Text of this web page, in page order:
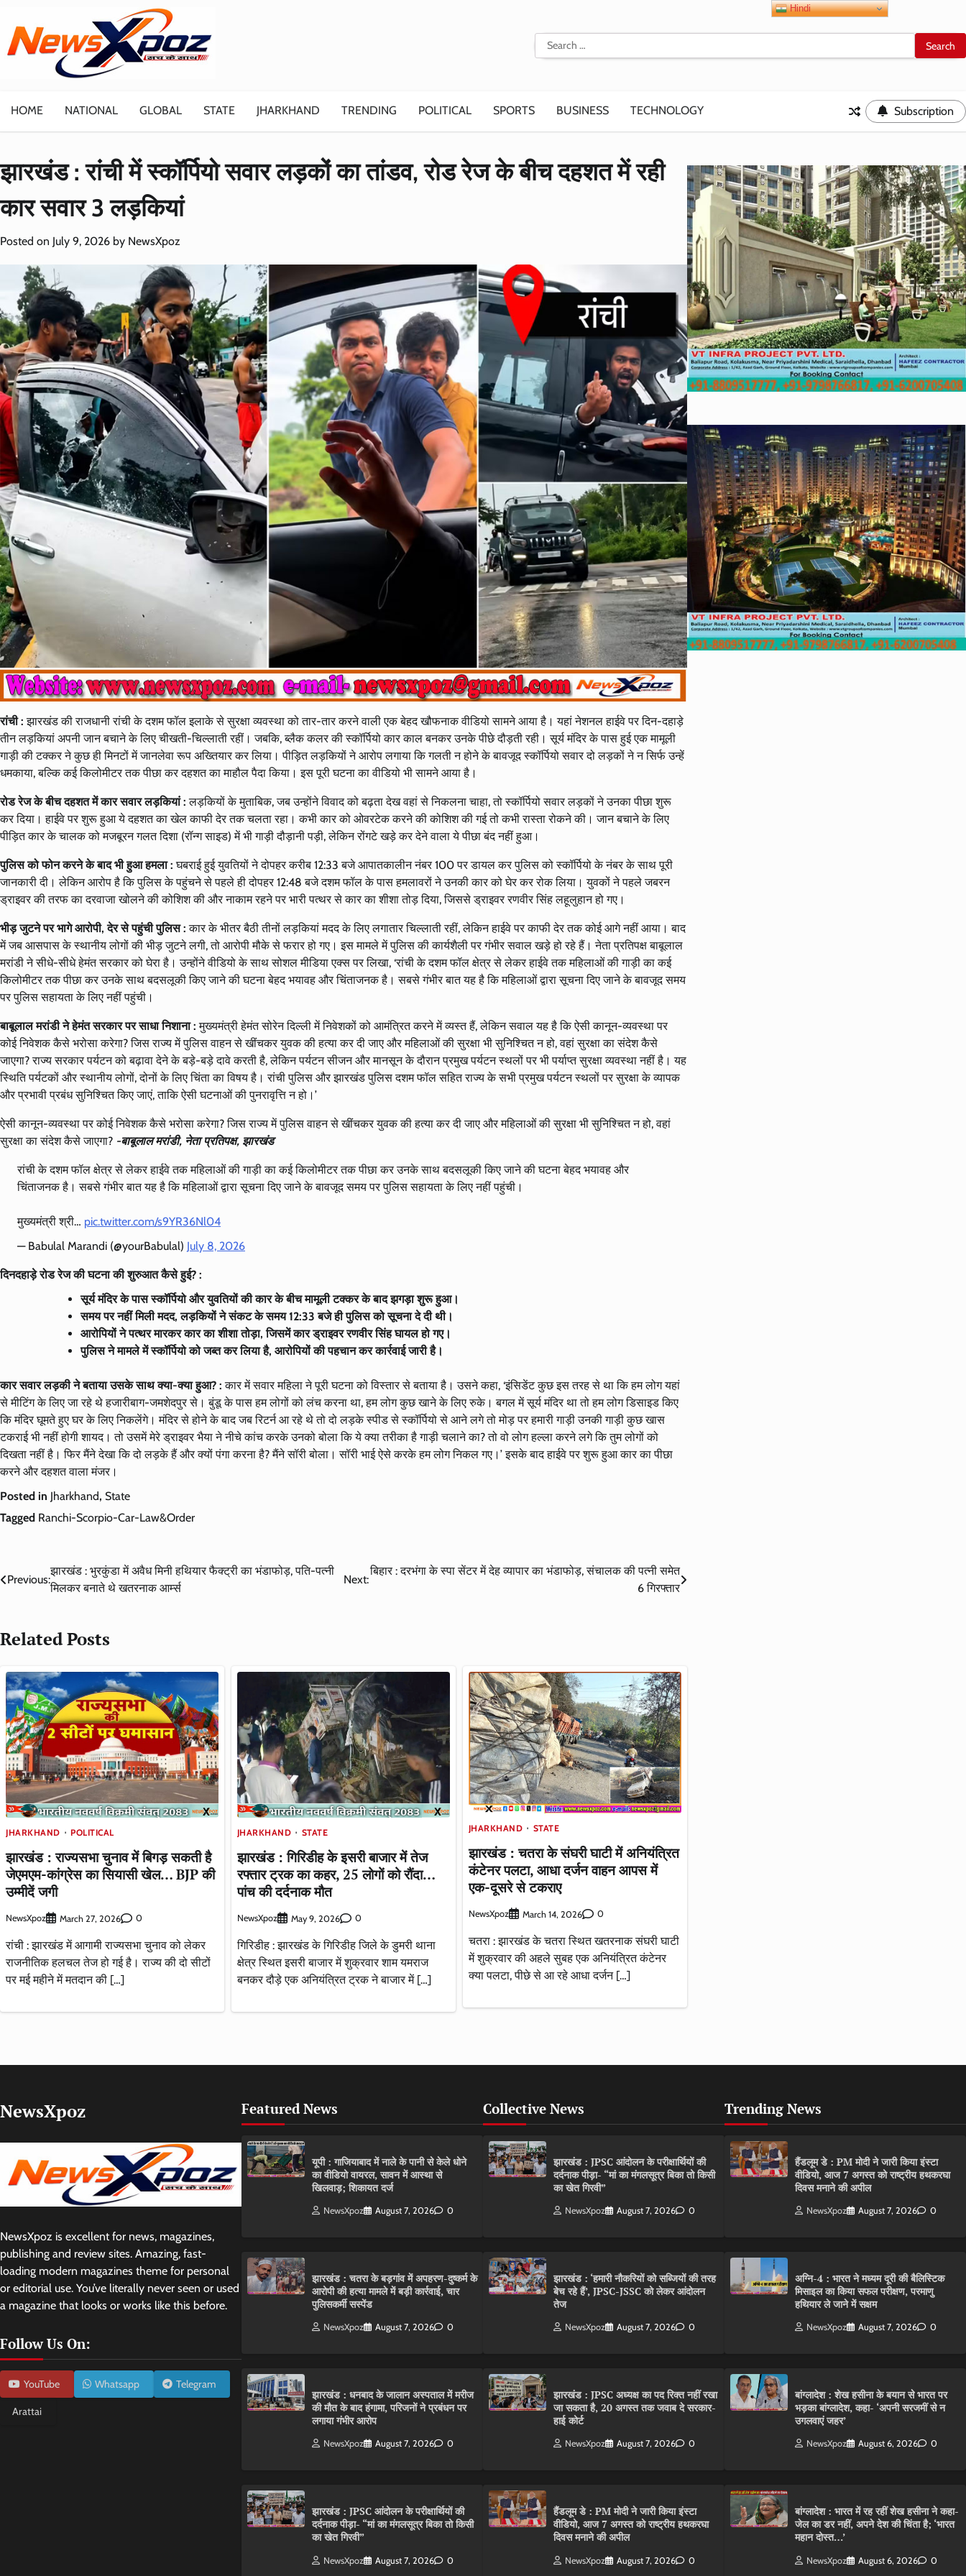
content
Search
for:
HOME NATIONAL GLOBAL STATE JHARKHAND TRENDING POLITICAL SPORTS BUSINESS TECHNOLOGY Subscription
झारखंड : रांची में स्कॉर्पियो सवार लड़कों का तांडव, रोड रेज के बीच दहशत में रही
कार सवार 3 लड़कियां
Posted on July 9, 2026 by NewsXpoz
रांची : झारखंड की राजधानी रांची के दशम फॉल इलाके से सुरक्षा व्यवस्था को तार-तार करने वाली एक बेहद खौफनाक वीडियो सामने आया है। यहां नेशनल हाईवे पर दिन-दहाड़े
तीन लड़कियां अपनी जान बचाने के लिए चीखती-चिल्लाती रहीं। जबकि, ब्लैक कलर की स्कॉर्पियो कार काल बनकर उनके पीछे दौड़ती रही। सूर्य मंदिर के पास हुई एक मामूली
गाड़ी की टक्कर ने कुछ ही मिनटों में जानलेवा रूप अख्तियार कर लिया। पीड़ित लड़कियों ने आरोप लगाया कि गलती न होने के बावजूद स्कॉर्पियो सवार दो लड़कों ने न सिर्फ उन्हें
धमकाया, बल्कि कई किलोमीटर तक पीछा कर दहशत का माहौल पैदा किया। इस पूरी घटना का वीडियो भी सामने आया है।
रोड रेज के बीच दहशत में कार सवार लड़कियां :लड़कियों के मुताबिक, जब उन्होंने विवाद को बढ़ता देख वहां से निकलना चाहा, तो स्कॉर्पियो सवार लड़कों ने उनका पीछा शुरू
कर दिया। हाईवे पर शुरू हुआ ये दहशत का खेल काफी देर तक चलता रहा। कभी कार को ओवरटेक करने की कोशिश की गई तो कभी रास्ता रोकने की। जान बचाने के लिए
पीड़ित कार के चालक को मजबूरन गलत दिशा (रॉन्ग साइड) में भी गाड़ी दौड़ानी पड़ी, लेकिन रोंगटे खड़े कर देने वाला ये पीछा बंद नहीं हुआ।
पुलिस को फोन करने के बाद भी हुआ हमला : घबराई हुई युवतियों ने दोपहर करीब 12:33 बजे आपातकालीन नंबर 100 पर डायल कर पुलिस को स्कॉर्पियो के नंबर के साथ पूरी
जानकारी दी। लेकिन आरोप है कि पुलिस के पहुंचने से पहले ही दोपहर 12:48 बजे दशम फॉल के पास हमलावरों ने उनकी कार को घेर कर रोक लिया। युवकों ने पहले जबरन
ड्राइवर की तरफ का दरवाजा खोलने की कोशिश की और नाकाम रहने पर भारी पत्थर से कार का शीशा तोड़ दिया, जिससे ड्राइवर रणवीर सिंह लहूलुहान हो गए।
भीड़ जुटने पर भागे आरोपी, देर से पहुंची पुलिस :कार के भीतर बैठी तीनों लड़कियां मदद के लिए लगातार चिल्लाती रहीं, लेकिन हाईवे पर काफी देर तक कोई आगे नहीं आया। बाद
में जब आसपास के स्थानीय लोगों की भीड़ जुटने लगी, तो आरोपी मौके से फरार हो गए। इस मामले में पुलिस की कार्यशैली पर गंभीर सवाल खड़े हो रहे हैं। नेता प्रतिपक्ष बाबूलाल
मरांडी ने सीधे-सीधे हेमंत सरकार को घेरा है। उन्होंने वीडियो के साथ सोशल मीडिया एक्स पर लिखा, ‘रांची के दशम फॉल क्षेत्र से लेकर हाईवे तक महिलाओं की गाड़ी का कई
किलोमीटर तक पीछा कर उनके साथ बदसलूकी किए जाने की घटना बेहद भयावह और चिंताजनक है। सबसे गंभीर बात यह है कि महिलाओं द्वारा सूचना दिए जाने के बावजूद समय
पर पुलिस सहायता के लिए नहीं पहुंची।
बाबूलाल मरांडी ने हेमंत सरकार पर साधा निशाना :मुख्यमंत्री हेमंत सोरेन दिल्ली में निवेशकों को आमंत्रित करने में व्यस्त हैं, लेकिन सवाल यह है कि ऐसी कानून-व्यवस्था पर
कोई निवेशक कैसे भरोसा करेगा? जिस राज्य में पुलिस वाहन से खींचकर युवक की हत्या कर दी जाए और महिलाओं की सुरक्षा भी सुनिश्चित न हो, वहां सुरक्षा का संदेश कैसे
जाएगा? राज्य सरकार पर्यटन को बढ़ावा देने के बड़े-बड़े दावे करती है, लेकिन पर्यटन सीजन और मानसून के दौरान प्रमुख पर्यटन स्थलों पर भी पर्याप्त सुरक्षा व्यवस्था नहीं है। यह
स्थिति पर्यटकों और स्थानीय लोगों, दोनों के लिए चिंता का विषय है। रांची पुलिस और झारखंड पुलिस दशम फॉल सहित राज्य के सभी प्रमुख पर्यटन स्थलों पर सुरक्षा के व्यापक
और प्रभावी प्रबंध सुनिश्चित किए जाएं, ताकि ऐसी घटनाओं की पुनरावृत्ति न हो।’
ऐसी कानून-व्यवस्था पर कोई निवेशक कैसे भरोसा करेगा? जिस राज्य में पुलिस वाहन से खींचकर युवक की हत्या कर दी जाए और महिलाओं की सुरक्षा भी सुनिश्चित न हो, वहां
सुरक्षा का संदेश कैसे जाएगा? -बाबूलाल मरांडी, नेता प्रतिपक्ष, झारखंड
रांची के दशम फॉल क्षेत्र से लेकर हाईवे तक महिलाओं की गाड़ी का कई किलोमीटर तक पीछा कर उनके साथ बदसलूकी किए जाने की घटना बेहद भयावह और
चिंताजनक है। सबसे गंभीर बात यह है कि महिलाओं द्वारा सूचना दिए जाने के बावजूद समय पर पुलिस सहायता के लिए नहीं पहुंची।
मुख्यमंत्री श्री… pic.twitter.com/s9YR36Nl04
— Babulal Marandi (@yourBabulal) July 8, 2026
दिनदहाड़े रोड रेज की घटना की शुरुआत कैसे हुई? :
सूर्य मंदिर के पास स्कॉर्पियो और युवतियों की कार के बीच मामूली टक्कर के बाद झगड़ा शुरू हुआ।
समय पर नहीं मिली मदद, लड़कियों ने संकट के समय 12:33 बजे ही पुलिस को सूचना दे दी थी।
आरोपियों ने पत्थर मारकर कार का शीशा तोड़ा, जिसमें कार ड्राइवर रणवीर सिंह घायल हो गए।
पुलिस ने मामले में स्कॉर्पियो को जब्त कर लिया है, आरोपियों की पहचान कर कार्रवाई जारी है।
कार सवार लड़की ने बताया उसके साथ क्या-क्या हुआ? :कार में सवार महिला ने पूरी घटना को विस्तार से बताया है। उसने कहा, ‘इंसिडेंट कुछ इस तरह से था कि हम लोग यहां
से मीटिंग के लिए जा रहे थे हजारीबाग-जमशेदपुर से। बुंडू के पास हम लोगों को लंच करना था, हम लोग कुछ खाने के लिए रुके। बगल में सूर्य मंदिर था तो हम लोग डिसाइड किए
कि मंदिर घूमते हुए घर के लिए निकलेंगे। मंदिर से होने के बाद जब रिटर्न आ रहे थे तो दो लड़के स्पीड से स्कॉर्पियो से आने लगे तो मोड़ पर हमारी गाड़ी उनकी गाड़ी कुछ खास
टकराई भी नहीं होगी शायद। तो उसमें मेरे ड्राइवर भैया ने नीचे कांच करके उनको बोला कि ये क्या तरीका है गाड़ी चलाने का? तो वो लोग हल्ला करने लगे कि तुम लोगों को
दिखता नहीं है। फिर मैंने देखा कि दो लड़के हैं और क्यों पंगा करना है? मैंने सॉरी बोला। सॉरी भाई ऐसे करके हम लोग निकल गए।’ इसके बाद हाईवे पर शुरू हुआ कार का पीछा
करने और दहशत वाला मंजर।
Posted in Jharkhand, State
Tagged Ranchi-Scorpio-Car-Law&Order
Post
Previous:
झारखंड : भुरकुंडा में अवैध मिनी हथियार फैक्ट्री का भंडाफोड़, पति-पत्नी
मिलकर बनाते थे खतरनाक आर्म्स
Next:
बिहार : दरभंगा के स्पा सेंटर में देह व्यापार का भंडाफोड़, संचालक की पत्नी समेत
6 गिरफ्तार
Related Posts
JHARKHAND POLITICAL
झारखंड : राज्यसभा चुनाव में बिगड़ सकती है
जेएमएम-कांग्रेस का सियासी खेल… BJP की
उम्मीदें जगी
NewsXpoz March 27, 2026 0
रांची : झारखंड में आगामी राज्यसभा चुनाव को लेकर
राजनीतिक हलचल तेज हो गई है। राज्य की दो सीटों
पर मई महीने में मतदान की […]
JHARKHAND STATE
झारखंड : गिरिडीह के इसरी बाजार में तेज
रफ्तार ट्रक का कहर, 25 लोगों को रौंदा…
पांच की दर्दनाक मौत
NewsXpoz May 9, 2026 0
गिरिडीह : झारखंड के गिरिडीह जिले के डुमरी थाना
क्षेत्र स्थित इसरी बाजार में शुक्रवार शाम यमराज
बनकर दौड़े एक अनियंत्रित ट्रक ने बाजार में […]
JHARKHAND STATE
झारखंड : चतरा के संघरी घाटी में अनियंत्रित
कंटेनर पलटा, आधा दर्जन वाहन आपस में
एक-दूसरे से टकराए
NewsXpoz March 14, 2026 0
चतरा : झारखंड के चतरा स्थित खतरनाक संघरी घाटी
में शुक्रवार की अहले सुबह एक अनियंत्रित कंटेनर
क्या पलटा, पीछे से आ रहे आधा दर्जन […]
NewsXpoz
NewsXpoz is excellent for news, magazines,
publishing and review sites. Amazing, fast-
loading modern magazines theme for personal
or editorial use. You’ve literally never seen or used
a magazine that looks or works like this before.
Follow Us On:
YouTube Whatsapp Telegram
Arattai
Featured News
यूपी : गाजियाबाद में नाले के पानी से केले धोने
का वीडियो वायरल, सावन में आस्था से
खिलवाड़; शिकायत दर्ज
NewsXpoz August 7, 2026 0
झारखंड : चतरा के बड़गांव में अपहरण-दुष्कर्म के
आरोपी की हत्या मामले में बड़ी कार्रवाई, चार
पुलिसकर्मी सस्पेंड
NewsXpoz August 7, 2026 0
झारखंड : धनबाद के जालान अस्पताल में मरीज
की मौत के बाद हंगामा, परिजनों ने प्रबंधन पर
लगाया गंभीर आरोप
NewsXpoz August 7, 2026 0
झारखंड : JPSC आंदोलन के परीक्षार्थियों की
दर्दनाक पीड़ा- “मां का मंगलसूत्र बिका तो किसी
का खेत गिरवी”
NewsXpoz August 7, 2026 0
Collective News
झारखंड : JPSC आंदोलन के परीक्षार्थियों की
दर्दनाक पीड़ा- “मां का मंगलसूत्र बिका तो किसी
का खेत गिरवी”
NewsXpoz August 7, 2026 0
झारखंड : ‘हमारी नौकरियों को सब्जियों की तरह
बेच रहे हैं’, JPSC-JSSC को लेकर आंदोलन
तेज
NewsXpoz August 7, 2026 0
झारखंड : JPSC अध्यक्ष का पद रिक्त नहीं रखा
जा सकता है, 20 अगस्त तक जवाब दे सरकार-
हाई कोर्ट
NewsXpoz August 7, 2026 0
हैंडलूम डे : PM मोदी ने जारी किया इंस्टा
वीडियो, आज 7 अगस्त को राष्ट्रीय हथकरघा
दिवस मनाने की अपील
NewsXpoz August 7, 2026 0
Trending News
हैंडलूम डे : PM मोदी ने जारी किया इंस्टा
वीडियो, आज 7 अगस्त को राष्ट्रीय हथकरघा
दिवस मनाने की अपील
NewsXpoz August 7, 2026 0
अग्नि-4 : भारत ने मध्यम दूरी की बैलिस्टिक
मिसाइल का किया सफल परीक्षण, परमाणु
हथियार ले जाने में सक्षम
NewsXpoz August 7, 2026 0
बांग्लादेश : शेख हसीना के बयान से भारत पर
भड़का बांग्लादेश, कहा- ‘अपनी सरजमीं से न
उगलवाएं जहर’
NewsXpoz August 6, 2026 0
बांग्लादेश : भारत में रह रहीं शेख हसीना ने कहा-
जेल का डर नहीं, अपने देश की चिंता है; ‘भारत
महान दोस्त…’
NewsXpoz August 6, 2026 0
Hindi